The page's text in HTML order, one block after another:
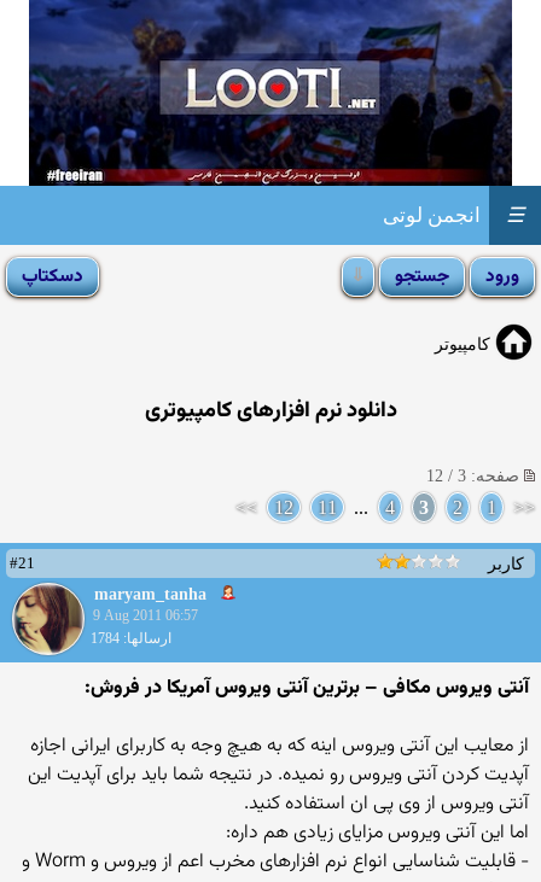
انجمن لوتی ☰
کامپیوتر
دانلود نرم افزارهای كامپیوتری
صفحه: 3 / 12
<<
1
2
3
4
...
11
12
>>
کاربر
#21
maryam_tanha
9 Aug 2011 06:57
ارسالها: 1784
آنتی ویروس مکافی – برترین آنتی ویروس آمریکا در فروش:
از معایب این آنتی ویروس اینه که به هیچ وجه به کاربرای ایرانی اجازه
آپدیت کردن آنتی ویروس رو نمیده. در نتیجه شما باید برای آپدیت این
آنتی ویروس از وی پی ان استفاده کنید.
اما این آنتی ویروس مزایای زیادی هم داره:
- قابلیت شناسایی انواع نرم افزارهای مخرب اعم از ویروس و Worm و